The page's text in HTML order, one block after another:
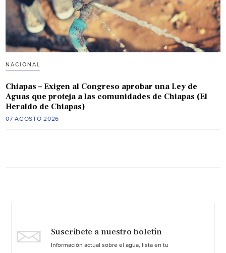
NACIONAL
Chiapas – Exigen al Congreso aprobar una Ley de
Aguas que proteja a las comunidades de Chiapas (El
Heraldo de Chiapas)
07 AGOSTO 2026
Suscríbete a nuestro boletín
Información actual sobre el agua, lista en tu